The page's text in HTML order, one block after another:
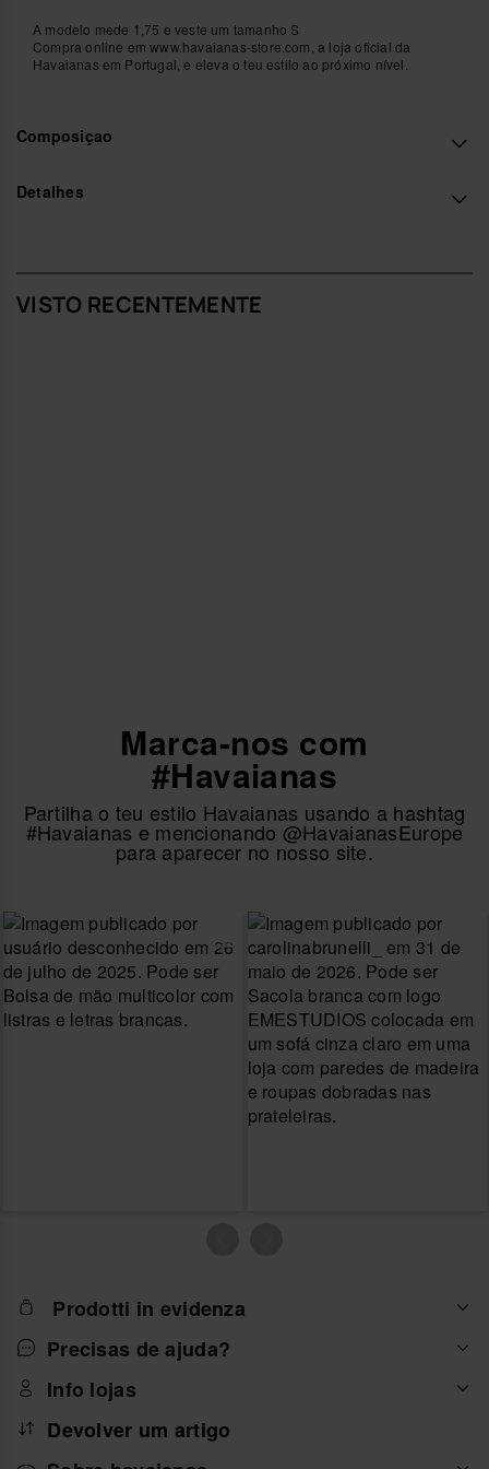
A modelo mede 1,75 e veste um tamanho S
Compra online em www.havaianas-store.com, a loja oficial da
Havaianas em Portugal, e eleva o teu estilo ao próximo nível.
Composiçao
Detalhes
VISTO RECENTEMENTE
Marca-nos com
#Havaianas
Partilha o teu estilo Havaianas usando a hashtag
#Havaianas e mencionando @HavaianasEurope
para aparecer no nosso site.
Prodotti in evidenza
Precisas de ajuda?
Info lojas
Devolver um artigo